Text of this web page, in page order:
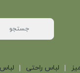
لباس راحتی